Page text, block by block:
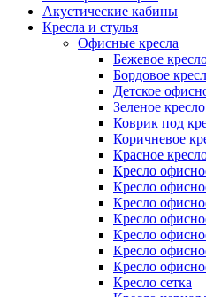
Акустические кабины
Кресла и стулья
Офисные кресла
Бежевое
Бордовое
Детское
Зеленое кресло
Коврик под
Коричневое
Красное
Кресло
Кресло
Кресло
Кресло
Кресло
Кресло
Кресло
Кресло сетка